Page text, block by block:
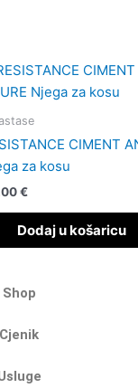
CIMENT
za kosu
€
Dodaj u košaricu
Shop
Cjenik